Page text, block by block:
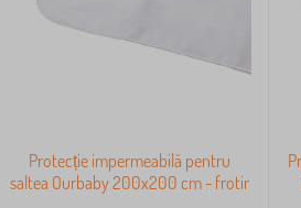
Protecție impermeabilă pentru
saltea Ourbaby 200x200 cm - frotir